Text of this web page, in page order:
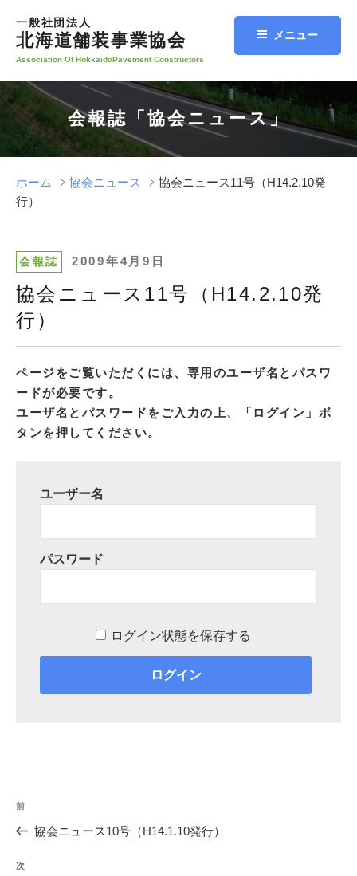
ツ
へ
ス
一般社団法人
北海道舗装事業協会
Association Of HokkaidoPavement Constructors
メニュー
会報誌「協会ニュース」
ホーム 協会ニュース
協会ニュース11号（H14.2.10発
行）
会報誌
投
日:
2009年4月9日
協会ニュース11号（H14.2.10発
行）
ページをご覧いただくには、専用のユーザ名とパスワ
ードが必要です。
ユーザ名とパスワードをご入力の上、「ログイン」ボ
タンを押してください。
ユーザー名
パスワード
ログイン状態を保存する
投
稿
過
去
投
前
協会ニュース10号（H14.1.10発行）
次
次